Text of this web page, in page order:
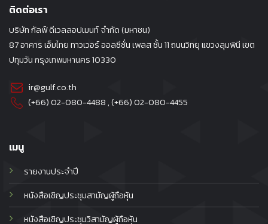
เมนู
รายงานประจำปี
หนังสือเชิญประชุมสามัญผู้ถือหุ้น
หนังสือเชิญประชุมวิสามัญผู้ถือหุ้น
ติดต่อเรา
บริษัท กัลฟ์ ดีเวลลอปเมนท์ จำกัด (มหาชน)
87 อาคาร เอ็มไทย ทาวเวอร์ ออลซีซั่น เพลส ชั้น 11 ถนนวิทยุ แขวงลุมพินี เขต
ปทุมวัน กรุงเทพมหานคร 10330
ir@gulf.co.th
(+66) 02-080-4488 , (+66)02-080-4455